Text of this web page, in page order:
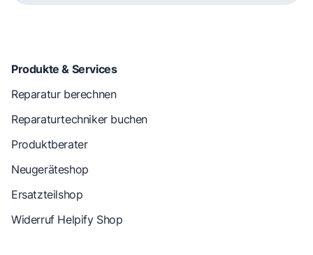
Produkte & Services
Reparatur berechnen
Reparaturtechniker buchen
Produktberater
Neugeräteshop
Ersatzteilshop
Widerruf Helpify Shop